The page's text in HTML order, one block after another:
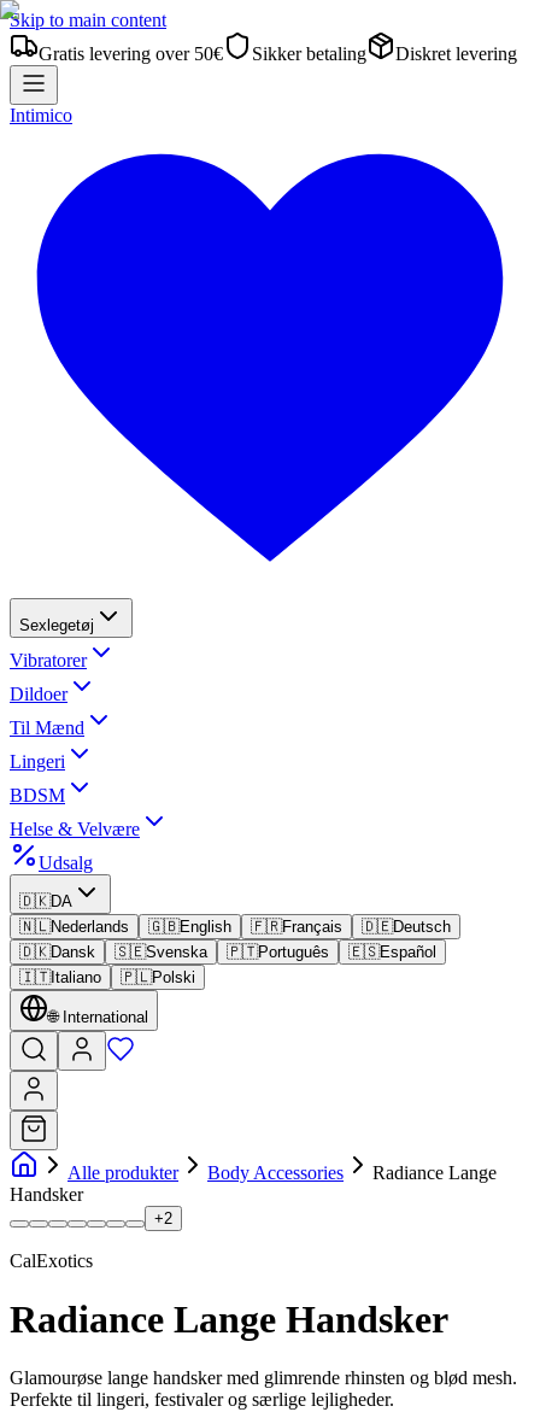
Skip to main content
Gratis levering over 50€
Sikker betaling Diskret levering
Intimico
Sexlegetøj
Vibratorer
Dildoer
Til Mænd
Lingeri
BDSM
Helse & Velvære
Udsalg
🇩🇰DA
🇳🇱Nederlands 🇬🇧English 🇫🇷Français 🇩🇪Deutsch
🇩🇰Dansk 🇸🇪Svenska 🇵🇹Português 🇪🇸Español
🇮🇹Italiano 🇵🇱Polski
🌐 International
Alle produkter Body Accessories
Radiance Lange
Handsker
+2
CalExotics
Radiance Lange Handsker
Glamourøse lange handsker med glimrende rhinsten og blød mesh.
Perfekte til lingeri, festivaler og særlige lejligheder.